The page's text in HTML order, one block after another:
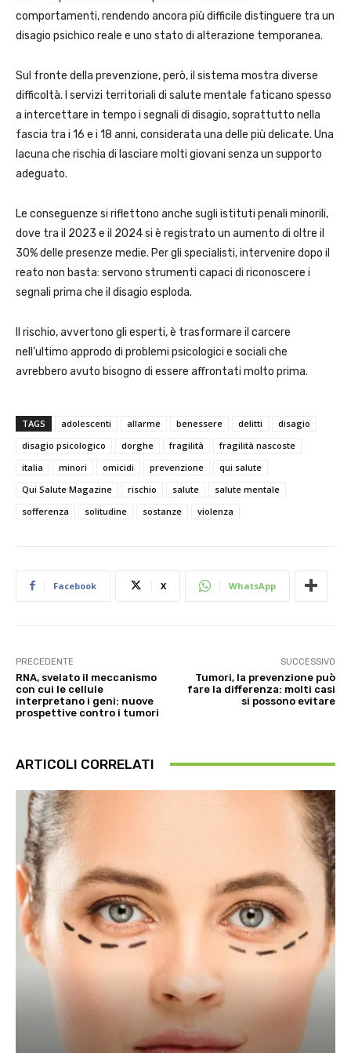
comportamenti, rendendo ancora più difficile distinguere tra un
disagio psichico reale e uno stato di alterazione temporanea.
Sul fronte della prevenzione, però, il sistema mostra diverse
difficoltà. I servizi territoriali di salute mentale faticano spesso
a intercettare in tempo i segnali di disagio, soprattutto nella
fascia tra i 16 e i 18 anni, considerata una delle più delicate. Una
lacuna che rischia di lasciare molti giovani senza un supporto
adeguato.
Le conseguenze si riflettono anche sugli istituti penali minorili,
dove tra il 2023 e il 2024 si è registrato un aumento di oltre il
30% delle presenze medie. Per gli specialisti, intervenire dopo il
reato non basta: servono strumenti capaci di riconoscere i
segnali prima che il disagio esploda.
Il rischio, avvertono gli esperti, è trasformare il carcere
nell’ultimo approdo di problemi psicologici e sociali che
avrebbero avuto bisogno di essere affrontati molto prima.
TAGS adolescenti allarme benessere delitti
disagio
disagio psicologico
dorghe fragilità
fragilità nascoste
italia
minori omicidi prevenzione
qui salute
Qui Salute Magazine
rischio salute
salute mentale
sofferenza
solitudine sostanze violenza
Facebook X WhatsApp
PRECEDENTE
RNA, svelato il meccanismo
con cui le cellule
interpretano i geni: nuove
prospettive contro i tumori
SUCCESSIVO
Tumori, la prevenzione può
fare la differenza: molti casi
si possono evitare
ARTICOLI CORRELATI